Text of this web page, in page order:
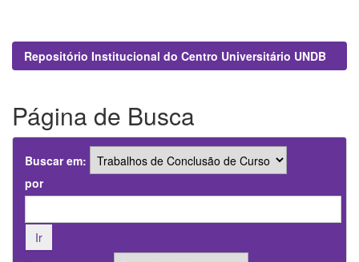
Repositório Institucional do Centro Universitário UNDB
Página de Busca
Buscar em:
por